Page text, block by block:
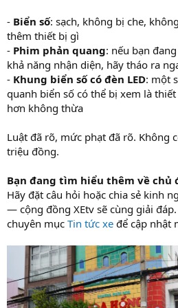
- Biển số: sạch, không bị che,
thêm thiết bị gì
- Phim phản quang: nếu bạn
khả năng nhận diện, hãy tháo ra
- Khung biển số có đèn LED: một
quanh biển số có thể bị xem là
hơn không thừa
Luật đã rõ, mức phạt đã rõ. Không
triệu đồng.
Bạn đang tìm hiểu thêm về chủ
Hãy đặt câu hỏi hoặc chia sẻ kinh
— cộng đồng XEtv sẽ cùng giải
chuyên mục Tin tức xe để cập nhật